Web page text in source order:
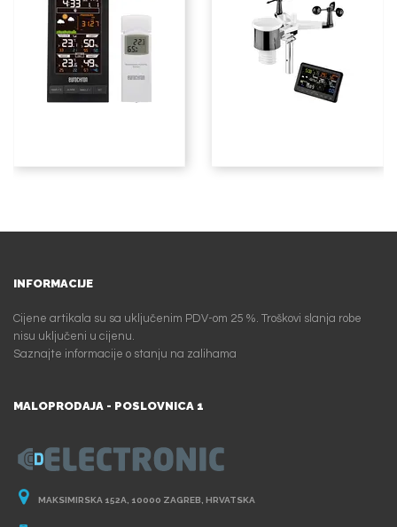
INFORMACIJE
Cijene artikala su sa uključenim PDV-om 25 %. Troškovi slanja robe
nisu uključeni u cijenu.
Saznajte informacije o stanju na zalihama
MALOPRODAJA - POSLOVNICA 1
MAKSIMIRSKA 152A, 10000 ZAGREB, HRVATSKA